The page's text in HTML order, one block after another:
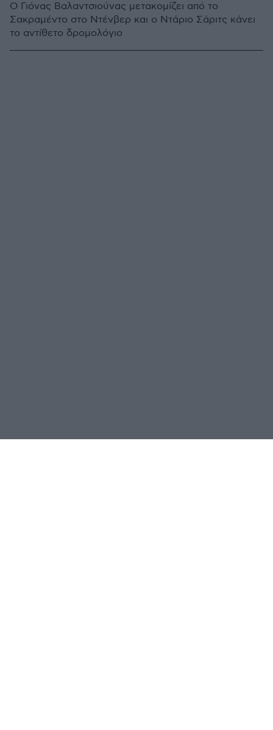
Ο Γιόνας Βαλαντσιούνας μετακομίζει από το
Σακραμέντο στο Ντένβερ και ο Ντάριο Σάριτς κάνει
το αντίθετο δρομολόγιο